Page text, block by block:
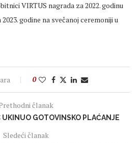
VIRTUS nagrada za 2022. godinu
godine na svečanoj ceremoniji u
0
članak
UKINUO GOTOVINSKO PLAĆANJE
Sledeći članak